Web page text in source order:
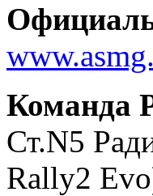
Команда
Ст.N5
Rally2